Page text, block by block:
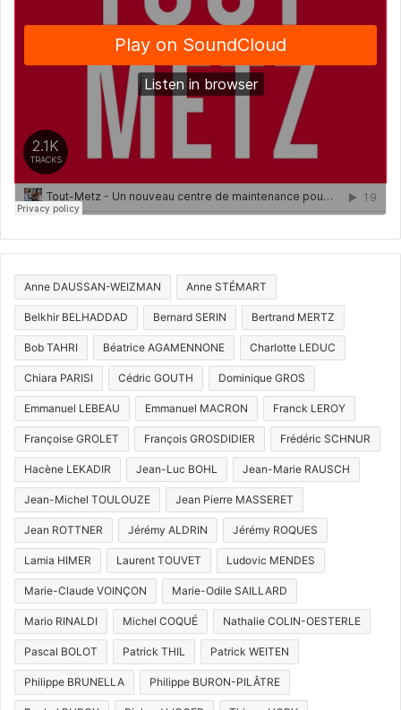
Anne DAUSSAN-WEIZMAN Anne STÉMART
Belkhir BELHADDAD Bernard SERIN Bertrand MERTZ
Bob TAHRI Béatrice AGAMENNONE Charlotte LEDUC
Chiara PARISI Cédric GOUTH Dominique GROS
Emmanuel LEBEAU Emmanuel MACRON Franck LEROY
Françoise GROLET François GROSDIDIER Frédéric SCHNUR
Hacène LEKADIR Jean-Luc BOHL Jean-Marie RAUSCH
Jean-Michel TOULOUZE Jean Pierre MASSERET
Jean ROTTNER Jérémy ALDRIN Jérémy ROQUES
Lamia HIMER Laurent TOUVET Ludovic MENDES
Marie-Claude VOINÇON Marie-Odile SAILLARD
Mario RINALDI Michel COQUÉ Nathalie COLIN-OESTERLE
Pascal BOLOT Patrick THIL Patrick WEITEN
Philippe BRUNELLA Philippe BURON-PILÂTRE